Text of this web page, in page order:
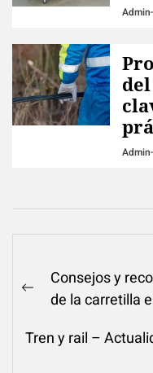
Admin
Admin
Navegación
de
Previous
Consejos y
de la carretilla
Tren y rail –